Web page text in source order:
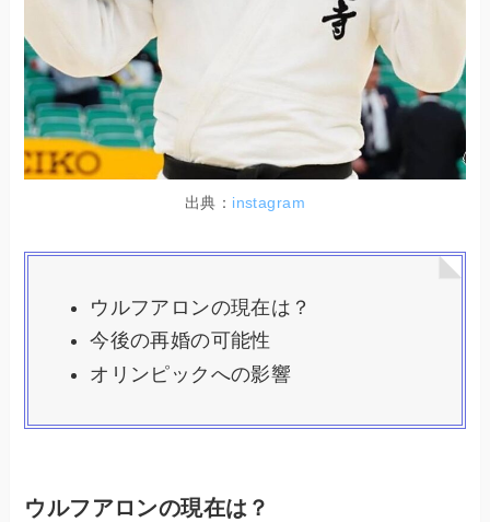
出典： instagram
ウルフアロンの現在は？
今後の再婚の可能性
オリンピックへの影響
ウルフアロンの現在は？